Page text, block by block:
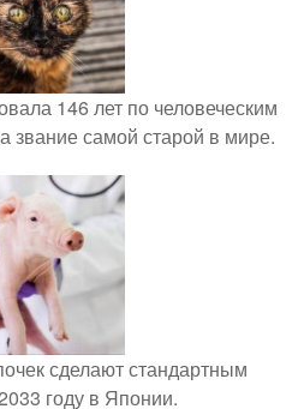
146 лет по человеческим
звание самой старой в мире.
сделают стандартным
году в Японии.